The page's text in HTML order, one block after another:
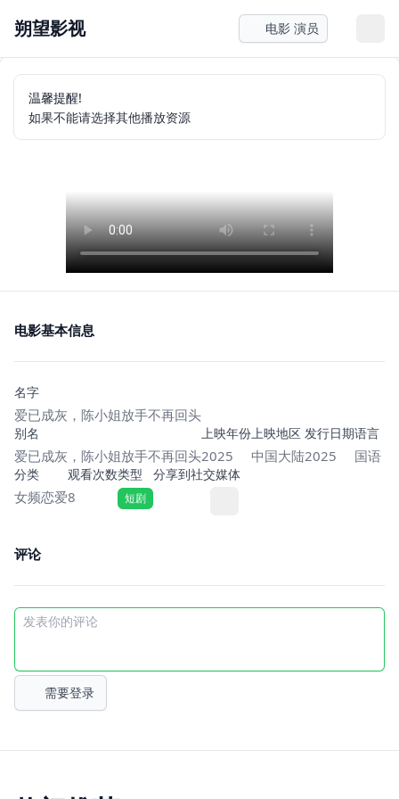
朔望影视 电影 演员
温馨提醒!
如果不能请选择其他播放资源
电影基本信息
名字
爱已成灰，陈小姐放手不再回头
别名
爱已成灰，陈小姐放手不再回头
上映年份
2025
上映地区
中国大陆
发行日期
2025
语言
国语
分类
女频恋爱
观看次数
8
类型
短剧
分享到社交媒体
评论
需要登录